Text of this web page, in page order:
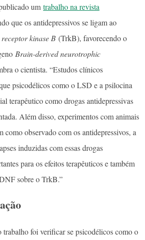
um trabalho na revista
que os antidepressivos se ligam ao
kinase B (TrkB), favorecendo o
Brain-derived neurotrophic
o cientista. “Estudos clínicos
psicodélicos como o LSD e a psilocina
terapêutico como drogas antidepressivas
Além disso, experimentos com animais
como observado com os antidepressivos, a
induzidas com essas drogas
para os efeitos terapêuticos e também
sobre o TrkB.”
foi verificar se psicodélicos como o